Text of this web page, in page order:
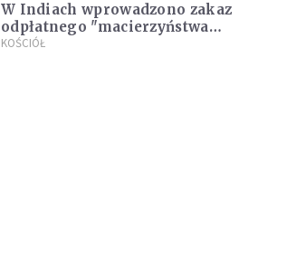
W Indiach wprowadzono zakaz
odpłatnego "macierzyństwa
zastępczego"
KOŚCIÓŁ